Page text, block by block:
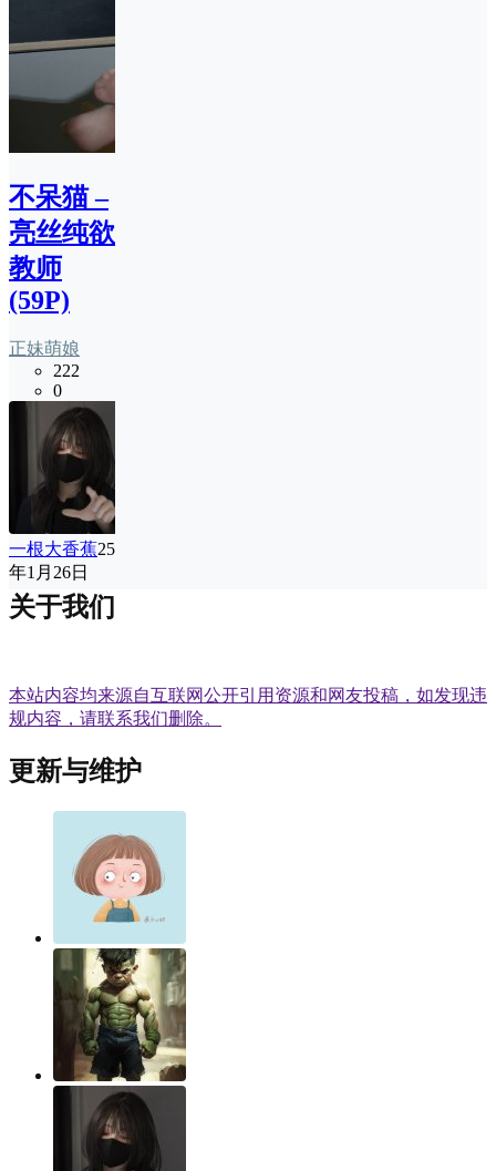
不呆猫 –
亮丝纯欲
教师
(59P)
正妹萌娘
222
0
一根大香蕉25
年1月26日
关于我们
本站内容均来源自互联网公开引用资源和网友投稿，如发现违
规内容，请联系我们删除。
更新与维护